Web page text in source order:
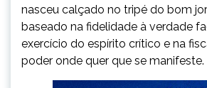
nasceu calçado no tripé do bom
baseado na fidelidade à verdade
exercício do espírito crítico e na
poder onde quer que se manifeste.